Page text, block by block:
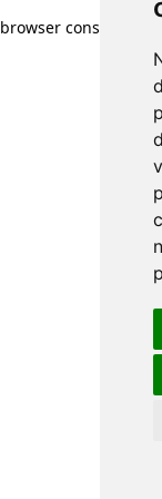
browser console for